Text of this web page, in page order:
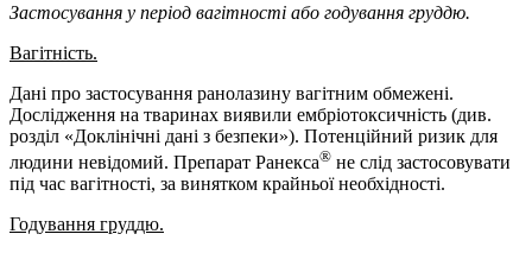
Застосування у період вагітності або годування груддю.
Вагітність.
Дані про застосування ранолазину вагітним обмежені.
Дослідження на тваринах виявили ембріотоксичність (див.
розділ «Доклінічні дані з безпеки»). Потенційний ризик для
людини невідомий. Препарат Ранекса® не слід застосовувати
під час вагітності, за винятком крайньої необхідності.
Годування груддю.